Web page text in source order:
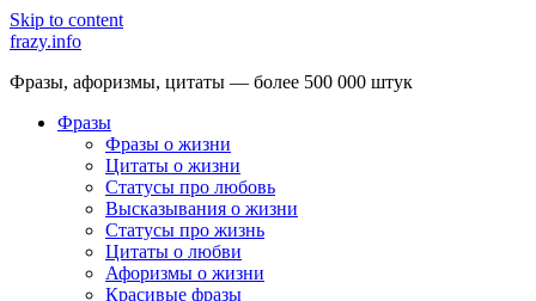
Skip to content
frazy.info
Фразы, афоризмы, цитаты — более 500 000 штук
Фразы
Фразы о жизни
Цитаты о жизни
Статусы про любовь
Высказывания о жизни
Статусы про жизнь
Цитаты о любви
Афоризмы о жизни
Красивые фразы